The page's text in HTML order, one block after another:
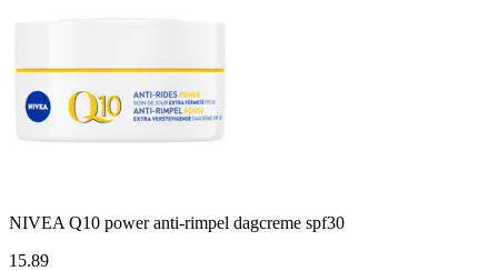
NIVEA Q10 power anti-rimpel dagcreme spf30
15.89